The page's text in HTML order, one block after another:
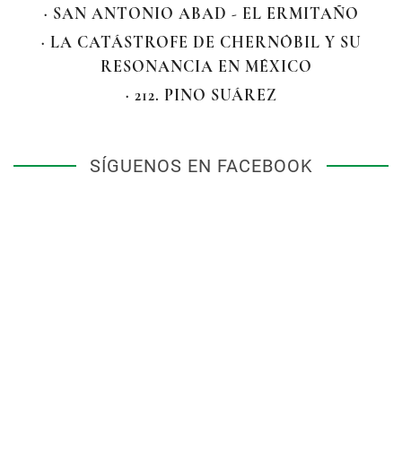
· SAN ANTONIO ABAD - EL ERMITAÑO
· LA CATÁSTROFE DE CHERNÓBIL Y SU
RESONANCIA EN MÉXICO
· 212. PINO SUÁREZ
SÍGUENOS EN FACEBOOK